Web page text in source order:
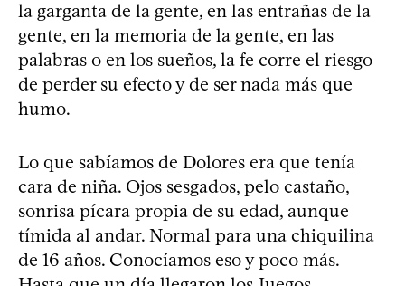
la garganta de la gente, en las entrañas de la
gente, en la memoria de la gente, en las
palabras o en los sueños, la fe corre el riesgo
de perder su efecto y de ser nada más que
humo.
Lo que sabíamos de Dolores era que tenía
cara de niña. Ojos sesgados, pelo castaño,
sonrisa pícara propia de su edad, aunque
tímida al andar. Normal para una chiquilina
de 16 años. Conocíamos eso y poco más.